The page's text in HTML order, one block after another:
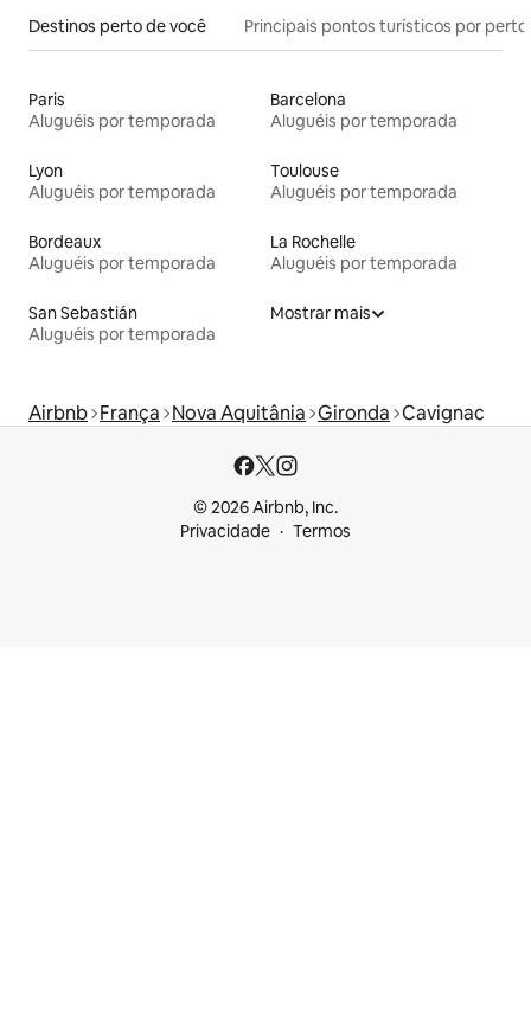
Destinos perto de você Principais pontos turísticos por perto
Paris
Aluguéis por temporada
Barcelona
Aluguéis por temporada
Lyon
Aluguéis por temporada
Toulouse
Aluguéis por temporada
Bordeaux
Aluguéis por temporada
La Rochelle
Aluguéis por temporada
San Sebastián
Aluguéis por temporada
Mostrar mais
Airbnb França Nova Aquitânia Gironda Cavignac
© 2026 Airbnb, Inc.
Privacidade
Termos